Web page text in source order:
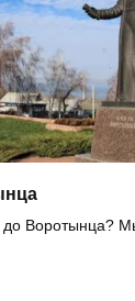
до Воротынца?